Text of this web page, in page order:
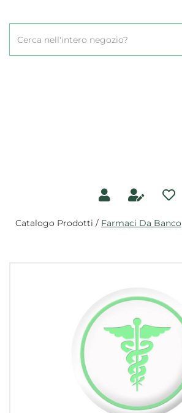
principale
Prodotto
Catalogo Prodotti / Farmaci Da Banco